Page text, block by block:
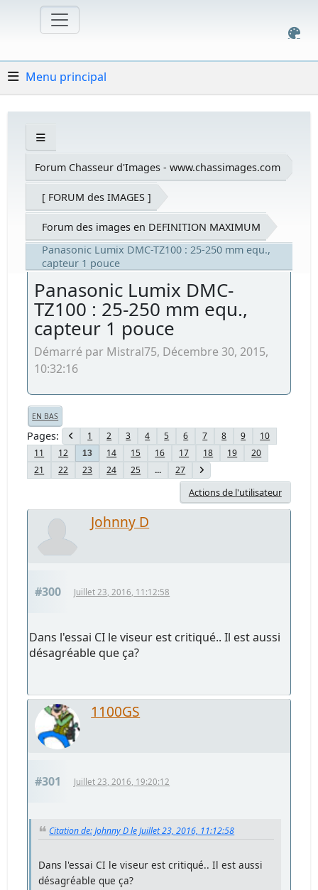
Menu principal
Forum Chasseur d'Images - www.chassimages.com
[ FORUM des IMAGES ]
Forum des images en DEFINITION MAXIMUM
Panasonic Lumix DMC-TZ100 : 25-250 mm equ.,
capteur 1 pouce
Panasonic Lumix DMC-
TZ100 : 25-250 mm equ.,
capteur 1 pouce
Démarré par Mistral75, Décembre 30, 2015,
10:32:16
EN BAS
Pages 1 2 3 4 5 6 7 8 9
10
11
12 13 14 15 16 17 18 19
20
21
22 23 24 25 ... 27
Actions de l'utilisateur
Johnny D
#300 Juillet 23, 2016, 11:12:58
Dans l'essai CI le viseur est critiqué.. Il est aussi
désagréable que ça?
1100GS
#301 Juillet 23, 2016, 19:20:12
Citation de: Johnny D le Juillet 23, 2016, 11:12:58
Dans l'essai CI le viseur est critiqué.. Il est aussi
désagréable que ça?